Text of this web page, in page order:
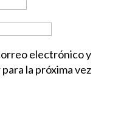
electrónico y
la próxima vez